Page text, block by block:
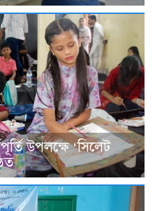
উপলক্ষে ‘সিলেট